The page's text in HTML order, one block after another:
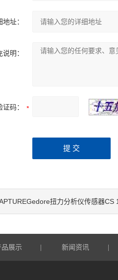
址：
明：
证码：
扭力分析仪传感器CS 10扭矩传感器
品展示 新闻资讯